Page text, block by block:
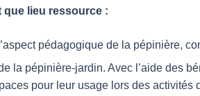
que lieu ressource :
pédagogique de la pépinière,
la pépinière-jardin. Avec l’aide des
pour leur usage lors des